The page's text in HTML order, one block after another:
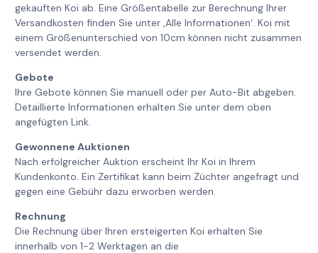
gekauften Koi ab. Eine Größentabelle zur Berechnung Ihrer
Versandkosten finden Sie unter ‚Alle Informationen‘. Koi mit
einem Größenunterschied von 10cm können nicht zusammen
versendet werden.
Gebote
Ihre Gebote können Sie manuell oder per Auto-Bit abgeben.
Detaillierte Informationen erhalten Sie unter dem oben
angefügten Link.
Gewonnene Auktionen
Nach erfolgreicher Auktion erscheint Ihr Koi in Ihrem
Kundenkonto. Ein Zertifikat kann beim Züchter angefragt und
gegen eine Gebühr dazu erworben werden.
Rechnung
Die Rechnung über Ihren ersteigerten Koi erhalten Sie
innerhalb von 1-2 Werktagen an die